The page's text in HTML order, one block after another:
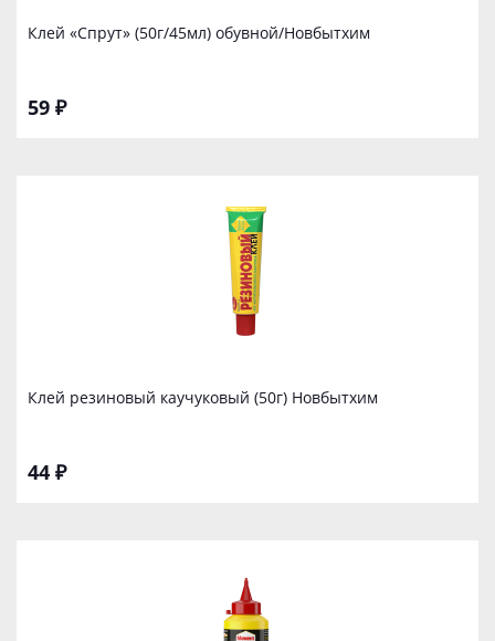
Клей «Спрут» (50г/45мл) обувной/Новбытхим
59 ₽
Клей резиновый каучуковый (50г) Новбытхим
44 ₽